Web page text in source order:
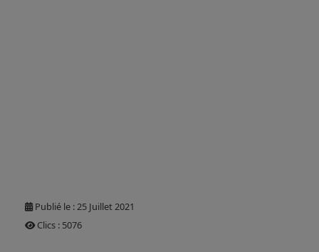
Publié le : 25 Juillet 2021
Clics : 5076